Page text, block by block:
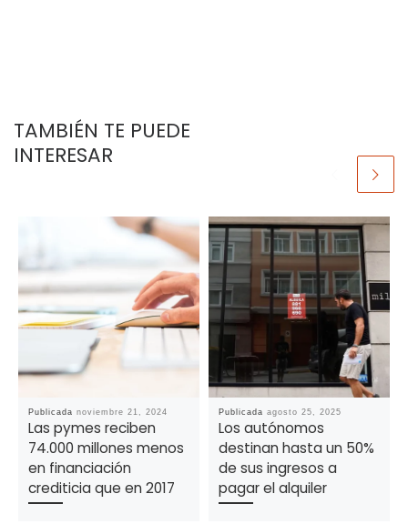
TAMBIÉN TE PUEDE
INTERESAR
Publicada noviembre 21, 2024
Las pymes reciben
74.000 millones menos
en financiación
crediticia que en 2017
Publicada agosto 25, 2025
Los autónomos
destinan hasta un 50%
de sus ingresos a
pagar el alquiler